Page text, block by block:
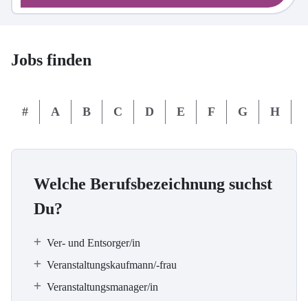
Jobs finden
# A B C D E F G H
Welche Berufsbezeichnung suchst
Du?
Ver- und Entsorger/in
Veranstaltungskaufmann/-frau
Veranstaltungsmanager/in